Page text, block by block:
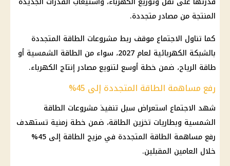
المنتجة من مصادر متجددة.
كما تناول الاجتماع موقف ربط مشروعات الطاقة المتجددة
بالشبكة الكهربائية لعام 2027، سواء من الطاقة الشمسية أو
طاقة الرياح، ضمن خطة أوسع لتنويع مصادر إنتاج الكهرباء.
رفع مساهمة الطاقة المتجددة إلى 45%
شهد الاجتماع استعراض سبل تنفيذ مشروعات الطاقة
الشمسية وبطاريات تخزين الطاقة، ضمن خطة زمنية تستهدف
رفع مساهمة الطاقة المتجددة في مزيج الطاقة إلى 45%
خلال العامين المقبلين.